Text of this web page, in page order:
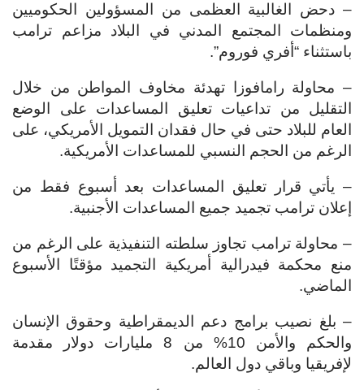
– دحض الغالبية العظمى من المسؤولين الحكوميين
ومنظمات المجتمع المدني في البلاد مزاعم ترامب
باستثناء “أفري فوروم”.
– محاولة رامافوزا تهدئة مخاوف المواطن من خلال
التقليل من تداعيات تعليق المساعدات على الوضع
العام للبلاد حتى في حال فقدان التمويل الأمريكي، على
الرغم من الحجم النسبي للمساعدات الأمريكية.
– يأتي قرار تعليق المساعدات بعد أسبوع فقط من
إعلان ترامب تجميد جميع المساعدات الأجنبية.
– محاولة ترامب تجاوز سلطته التنفيذية على الرغم من
منع محكمة فيدرالية أمريكية التجميد مؤقتًا الأسبوع
الماضي.
– بلغ نصيب برامج دعم الديمقراطية وحقوق الإنسان
والحكم والأمن 10% من 8 مليارات دولار مقدمة
لإفريقيا وباقي دول العالم.